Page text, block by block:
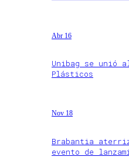
Abr 16
Unibag se unió
Plásticos
Nov 18
Brabantia
evento de